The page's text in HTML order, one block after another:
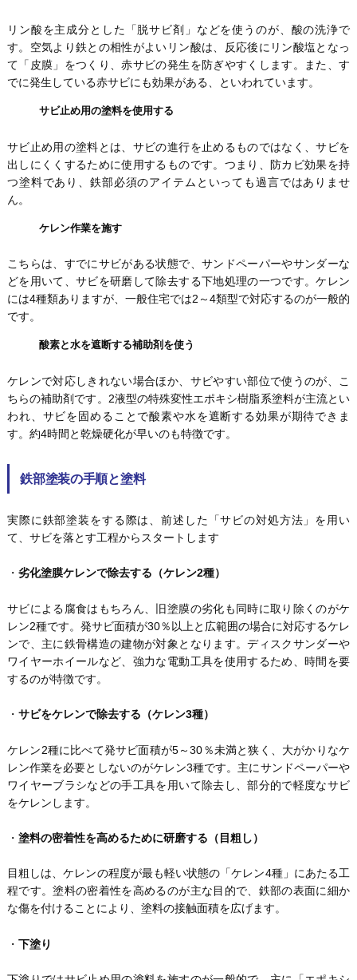
リン酸を主成分とした「脱サビ剤」などを使うのが、酸の洗浄で
す。空気より鉄との相性がよいリン酸は、反応後にリン酸塩となっ
て「皮膜」をつくり、赤サビの発生を防ぎやすくします。また、す
でに発生している赤サビにも効果がある、といわれています。
サビ止め用の塗料を使用する
サビ止め用の塗料とは、サビの進行を止めるものではなく、サビを
出しにくくするために使用するものです。つまり、防カビ効果を持
つ塗料であり、鉄部必須のアイテムといっても過言ではありませ
ん。
ケレン作業を施す
こちらは、すでにサビがある状態で、サンドペーパーやサンダーな
どを用いて、サビを研磨して除去する下地処理の一つです。ケレン
には4種類ありますが、一般住宅では2～4類型で対応するのが一般的
です。
酸素と水を遮断する補助剤を使う
ケレンで対応しきれない場合ほか、サビやすい部位で使うのが、こ
ちらの補助剤です。2液型の特殊変性エポキシ樹脂系塗料が主流とい
われ、サビを固めることで酸素や水を遮断する効果が期待できま
す。約4時間と乾燥硬化が早いのも特徴です。
鉄部塗装の手順と塗料
実際に鉄部塗装をする際は、前述した「サビの対処方法」を用い
て、サビを落とす工程からスタートします
・ 劣化塗膜ケレンで除去する（ケレン2種）
サビによる腐食はもちろん、旧塗膜の劣化も同時に取り除くのがケ
レン2種です。発サビ面積が30％以上と広範囲の場合に対応するケレ
ンで、主に鉄骨構造の建物が対象となります。ディスクサンダーや
ワイヤーホイールなど、強力な電動工具を使用するため、時間を要
するのが特徴です。
・ サビをケレンで除去する（ケレン3種）
ケレン2種に比べて発サビ面積が5～30％未満と狭く、大がかりなケ
レン作業を必要としないのがケレン3種です。主にサンドペーパーや
ワイヤーブラシなどの手工具を用いて除去し、部分的で軽度なサビ
をケレンします。
・ 塗料の密着性を高めるために研磨する（目粗し）
目粗しは、ケレンの程度が最も軽い状態の「ケレン4種」にあたる工
程です。塗料の密着性を高めるのが主な目的で、鉄部の表面に細か
な傷を付けることにより、塗料の接触面積を広げます。
・ 下塗り